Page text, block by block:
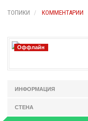
ТОПИКИ КОММЕНТАРИИ
Оффлайн
ИНФОРМАЦИЯ
СТЕНА